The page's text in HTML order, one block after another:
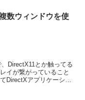
数ウィンドウを使
DirectX11とか触ってる
イが繋がっていること
DirectXアプリケーショ